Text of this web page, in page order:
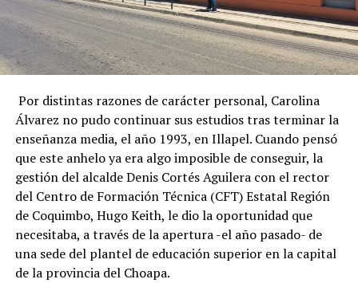
Por distintas razones de carácter personal, Carolina
Álvarez no pudo continuar sus estudios tras terminar la
enseñanza media, el año 1993, en Illapel. Cuando pensó
que este anhelo ya era algo imposible de conseguir, la
gestión del alcalde Denis Cortés Aguilera con el rector
del Centro de Formación Técnica (CFT) Estatal Región
de Coquimbo, Hugo Keith, le dio la oportunidad que
necesitaba, a través de la apertura -el año pasado- de
una sede del plantel de educación superior en la capital
de la provincia del Choapa.